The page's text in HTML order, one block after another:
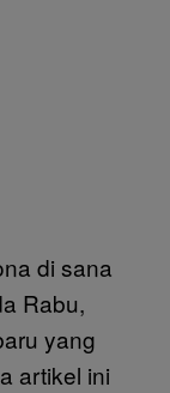
di sana
Rabu,
yang
artikel ini